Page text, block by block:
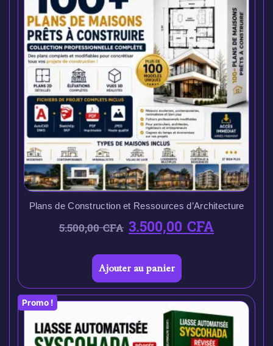
Plans de Construction et Ressources d’Architecture
5.500,00CFA 3.500,00CFA
Ajouter au panier
Promo !